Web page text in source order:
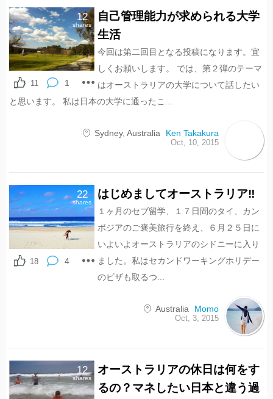
12
shares
1
11
自己管理能力が求められる大学
生活
今回は第二回目となる投稿になります。宜
しくお願いします。 では、第２弾のテーマ
はオーストラリアの大学について話したい
と思います。 私は日本の大学に通ったこ...
Sydney, Australia Ken Takakura
Oct, 10, 2015
22
shares
4
18
はじめましてオーストラリア‼︎
１ヶ月のセブ留学、１７日間のタイ、カン
ボジアのご褒美旅行を終え、６月２５日に
いよいよオーストラリアのシドニーに入り
ました。私はセカンドワーキングホリデー
のビザも取るつ...
Australia Momo
Oct, 3, 2015
12
shares
オーストラリアの休日は何をす
るの？マネしたい日本と違う過